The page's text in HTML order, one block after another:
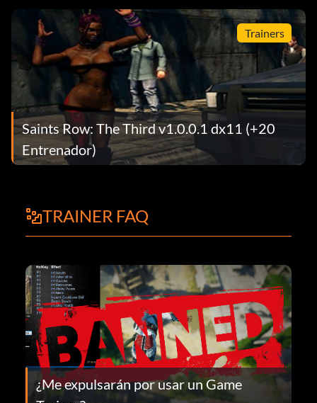
Trainers
Saints Row: The Third v1.0.0.1 dx11 (+20
Entrenador)
TRAINER FAQ
¿Me expulsarán por usar un Game